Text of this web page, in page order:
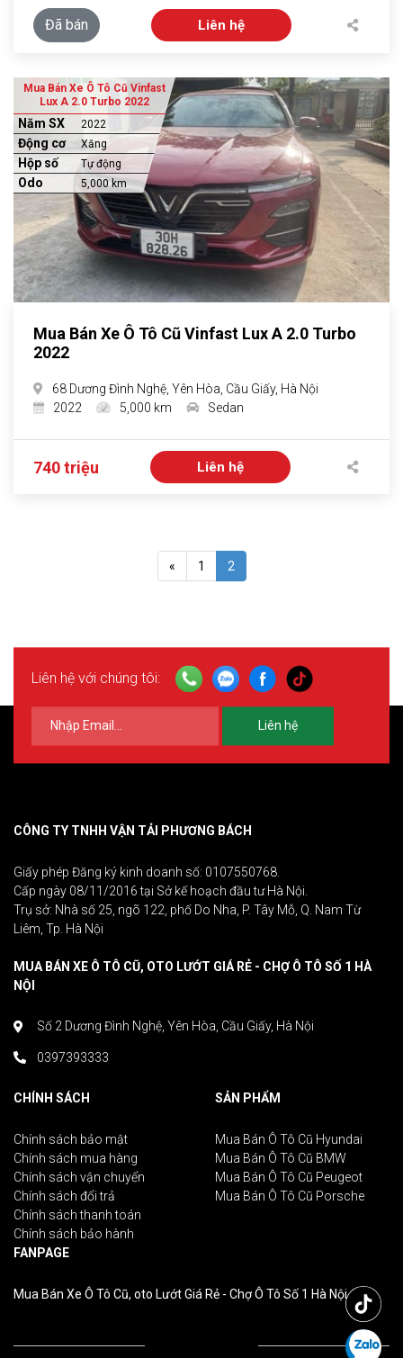
Đã bán Liên hệ
Mua Bán Xe Ô Tô Cũ Vinfast
Lux A 2.0 Turbo 2022
Năm SX 2022
Động cơ Xăng
Hộp số Tự động
Odo 5,000 km
Mua Bán Xe Ô Tô Cũ Vinfast Lux A 2.0 Turbo
2022
68 Dương Đình Nghệ, Yên Hòa, Cầu Giấy, Hà Nội
2022
5,000 km Sedan
740 triệu Liên hệ
« 1 2
Liên hệ với chúng tôi:
Liên hệ
CÔNG TY TNHH VẬN TẢI PHƯƠNG BÁCH
Giấy phép Đăng ký kinh doanh số: 0107550768.
Cấp ngày 08/11/2016 tại Sở kế hoạch đầu tư Hà Nội.
Trụ sở: Nhà số 25, ngõ 122, phố Do Nha, P. Tây Mỗ, Q. Nam Từ
Liêm, Tp. Hà Nội
MUA BÁN XE Ô TÔ CŨ, OTO LƯỚT GIÁ RẺ - CHỢ Ô TÔ SỐ 1 HÀ
NỘI
Số 2 Dương Đình Nghệ, Yên Hòa, Cầu Giấy, Hà Nội
0397393333
CHÍNH SÁCH
Chính sách bảo mật
Chính sách mua hàng
Chính sách vận chuyển
Chính sách đổi trả
Chính sách thanh toán
Chính sách bảo hành
SẢN PHẨM
Mua Bán Ô Tô Cũ Hyundai
Mua Bán Ô Tô Cũ BMW
Mua Bán Ô Tô Cũ Peugeot
Mua Bán Ô Tô Cũ Porsche
FANPAGE
Mua Bán Xe Ô Tô Cũ, oto Lướt Giá Rẻ - Chợ Ô Tô Số 1 Hà Nội